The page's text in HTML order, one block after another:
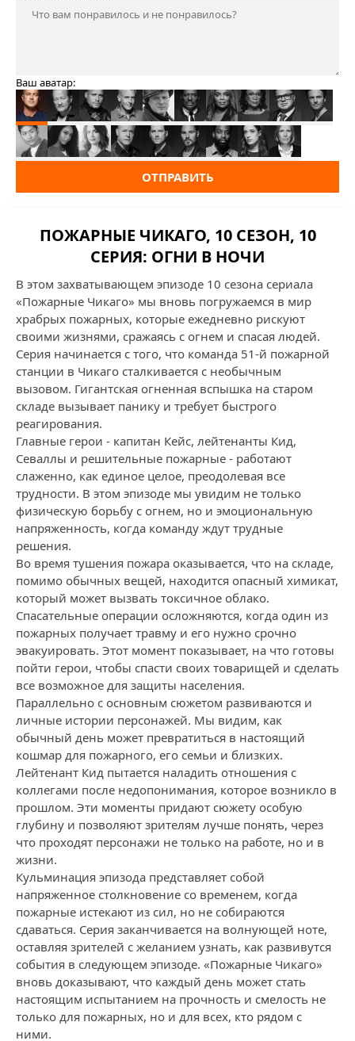
Ваш аватар:
ОТПРАВИТЬ
ПОЖАРНЫЕ ЧИКАГО, 10 СЕЗОН, 10
СЕРИЯ: ОГНИ В НОЧИ
В этом захватывающем эпизоде 10 сезона сериала
«Пожарные Чикаго» мы вновь погружаемся в мир
храбрых пожарных, которые ежедневно рискуют
своими жизнями, сражаясь с огнем и спасая людей.
Серия начинается с того, что команда 51-й пожарной
станции в Чикаго сталкивается с необычным
вызовом. Гигантская огненная вспышка на старом
складе вызывает панику и требует быстрого
реагирования.
Главные герои - капитан Кейс, лейтенанты Кид,
Севаллы и решительные пожарные - работают
слаженно, как единое целое, преодолевая все
трудности. В этом эпизоде мы увидим не только
физическую борьбу с огнем, но и эмоциональную
напряженность, когда команду ждут трудные
решения.
Во время тушения пожара оказывается, что на складе,
помимо обычных вещей, находится опасный химикат,
который может вызвать токсичное облако.
Спасательные операции осложняются, когда один из
пожарных получает травму и его нужно срочно
эвакуировать. Этот момент показывает, на что готовы
пойти герои, чтобы спасти своих товарищей и сделать
все возможное для защиты населения.
Параллельно с основным сюжетом развиваются и
личные истории персонажей. Мы видим, как
обычный день может превратиться в настоящий
кошмар для пожарного, его семьи и близких.
Лейтенант Кид пытается наладить отношения с
коллегами после недопонимания, которое возникло в
прошлом. Эти моменты придают сюжету особую
глубину и позволяют зрителям лучше понять, через
что проходят персонажи не только на работе, но и в
жизни.
Кульминация эпизода представляет собой
напряженное столкновение со временем, когда
пожарные истекают из сил, но не собираются
сдаваться. Серия заканчивается на волнующей ноте,
оставляя зрителей с желанием узнать, как развивутся
события в следующем эпизоде. «Пожарные Чикаго»
вновь доказывают, что каждый день может стать
настоящим испытанием на прочность и смелость не
только для пожарных, но и для всех, кто рядом с
ними.